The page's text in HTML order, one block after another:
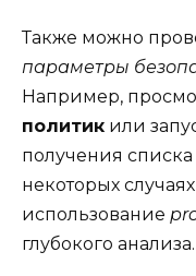
Также можно
параметры
Например,
политик или
получения
некоторых
использование
глубокого анализа.